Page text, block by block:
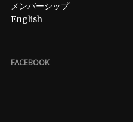
メンバーシップ
English
FACEBOOK